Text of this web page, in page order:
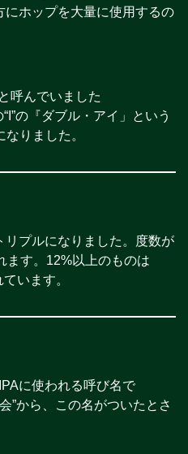
ホップを大量に使用するの
呼んでいました
“I”の『ダブル・アイ」という
りました。
リプルになりました。度数が
ます。12%以上のものは
います。
に使われる呼び名で
”から、この名がついたとさ